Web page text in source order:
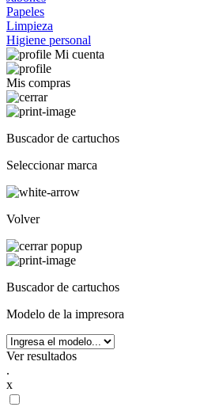
Papeles
Limpieza
Higiene personal
Mi cuenta
Mis compras
Buscador de cartuchos
Seleccionar marca
Volver
Buscador de cartuchos
Modelo de la impresora
Ver resultados
.
x